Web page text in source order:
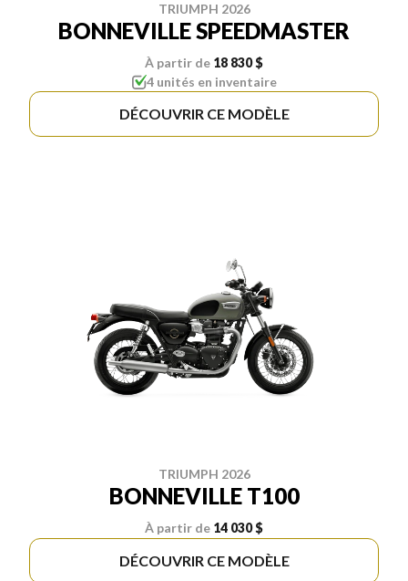
TRIUMPH 2026
BONNEVILLE SPEEDMASTER
À partir de 18 830 $
4 unités en inventaire
DÉCOUVRIR CE MODÈLE
TRIUMPH 2026
BONNEVILLE T100
À partir de 14 030 $
DÉCOUVRIR CE MODÈLE